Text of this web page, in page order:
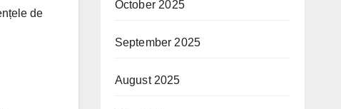
de
October 2025
September 2025
August 2025